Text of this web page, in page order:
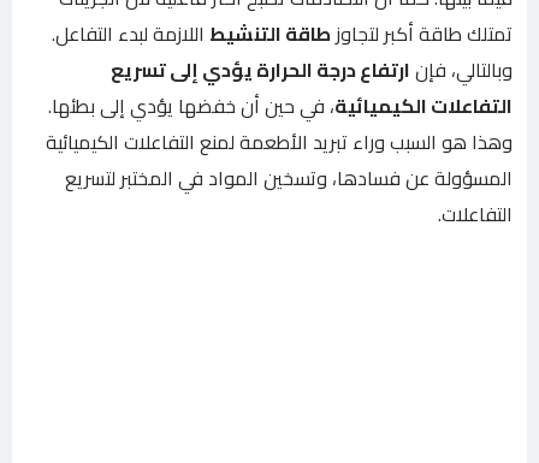
تمتلك طاقة أكبر لتجاوزطاقة التنشيط اللازمة لبدء التفاعل.
وبالتالي، فإنارتفاع درجة الحرارة يؤدي إلى تسريع
التفاعلات الكيميائية، في حين أن خفضها يؤدي إلى بطئها.
وهذا هو السبب وراء تبريد الأطعمة لمنع التفاعلات الكيميائية
المسؤولة عن فسادها، وتسخين المواد في المختبر لتسريع
التفاعلات.